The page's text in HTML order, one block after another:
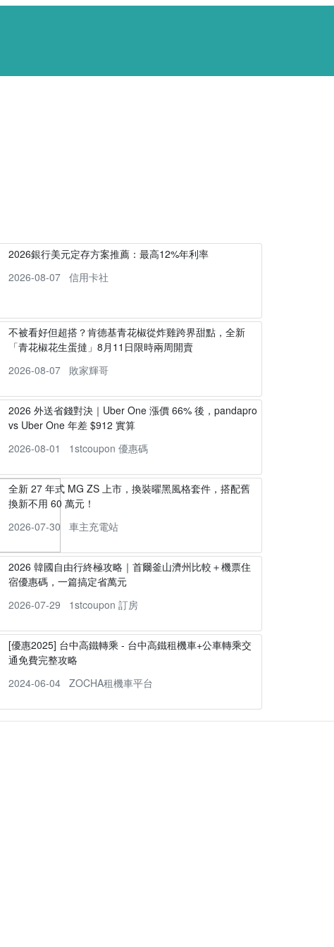
2026銀行美元定存方案推薦：最高12%年利率
2026-08-07
信用卡社
不被看好但超搭？肯德基青花椒從炸雞跨界甜點，全新
「青花椒花生蛋撻」8月11日限時兩周開賣
2026-08-07
敗家輝哥
2026 外送省錢對決｜Uber One 漲價 66% 後，pandapro
vs Uber One 年差 $912 實算
2026-08-01
1stcoupon 優惠碼
全新 27 年式 MG ZS 上市，換裝曜黑風格套件，搭配舊
換新不用 60 萬元！
2026-07-30
車主充電站
2026 韓國自由行終極攻略｜首爾釜山濟州比較＋機票住
宿優惠碼，一篇搞定省萬元
2026-07-29
1stcoupon 訂房
[優惠2025] 台中高鐵轉乘 - 台中高鐵租機車+公車轉乘交
通免費完整攻略
2024-06-04
ZOCHA租機車平台